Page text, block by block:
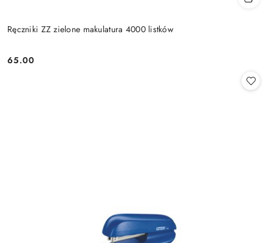
Ręczniki ZZ zielone makulatura 4000 listków
Cena:
65.00